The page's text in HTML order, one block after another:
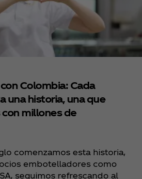
Colombia: Cada
una historia, una que
millones de
comenzamos esta historia,
embotelladores como
seguimos refrescando al